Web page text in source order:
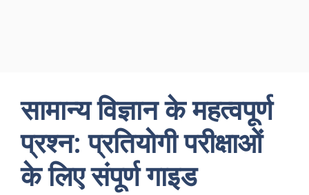
सामान्य विज्ञान के महत्वपूर्ण
प्रश्न: प्रतियोगी परीक्षाओं
के लिए संपूर्ण गाइड